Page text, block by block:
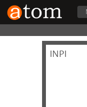
INPI